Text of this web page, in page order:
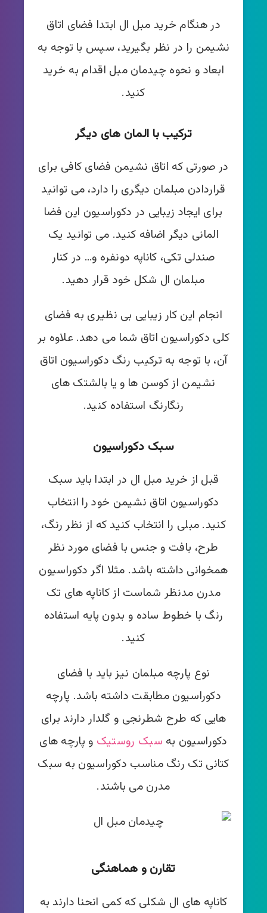
در هنگام خرید مبل ال ابتدا فضای اتاق
نشیمن را در نظر بگیرید، سپس با توجه به
ابعاد و نحوه چیدمان مبل اقدام به خرید
کنید.
ترکیب با المان های دیگر
در صورتی که اتاق نشیمن فضای کافی برای
قراردادن مبلمان دیگری را دارد، می توانید
برای ایجاد زیبایی در دکوراسیون این فضا
المانی دیگر اضافه کنید. می توانید یک
صندلی تکی، کاناپه دونفره و… در کنار
مبلمان ال شکل خود قرار دهید.
انجام این کار زیبایی بی نظیری به فضای
کلی دکوراسیون اتاق شما می دهد. علاوه بر
آن، با توجه به ترکیب رنگ دکوراسیون اتاق
نشیمن از کوسن ها و یا بالشتک های
رنگارنگ استفاده کنید.
سبک دکوراسیون
قبل از خرید مبل ال در ابتدا باید سبک
دکوراسیون اتاق نشیمن خود را انتخاب
کنید. مبلی را انتخاب کنید که از نظر رنگ،
طرح، بافت و جنس با فضای مورد نظر
همخوانی داشته باشد. مثلا اگر دکوراسیون
مدرن مدنظر شماست از کاناپه های تک
رنگ با خطوط ساده و بدون پایه استفاده
کنید.
نوع پارچه مبلمان نیز باید با فضای
دکوراسیون مطابقت داشته باشد. پارچه
هایی که طرح شطرنجی و گلدار دارند برای
دکوراسیون به سبک روستیک و پارچه های
کتانی تک رنگ مناسب دکوراسیون به سبک
مدرن می باشند.
تقارن و هماهنگی
کاناپه های ال شکلی که کمی انحنا دارند به